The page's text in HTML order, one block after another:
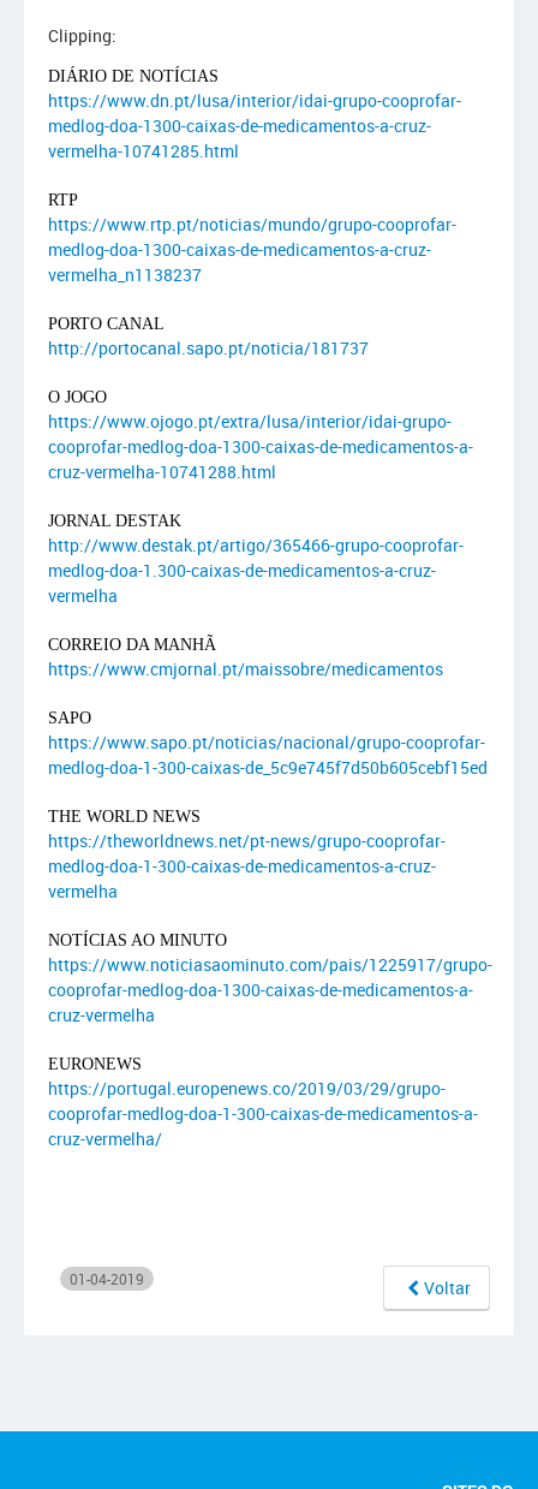
Clipping:
DIÁRIO DE NOTÍCIAS
https://www.dn.pt/lusa/interior/idai-grupo-cooprofar-
medlog-doa-1300-caixas-de-medicamentos-a-cruz-
vermelha-10741285.html
RTP
https://www.rtp.pt/noticias/mundo/grupo-cooprofar-
medlog-doa-1300-caixas-de-medicamentos-a-cruz-
vermelha_n1138237
PORTO CANAL
http://portocanal.sapo.pt/noticia/181737
O JOGO
https://www.ojogo.pt/extra/lusa/interior/idai-grupo-
cooprofar-medlog-doa-1300-caixas-de-medicamentos-a-
cruz-vermelha-10741288.html
JORNAL DESTAK
http://www.destak.pt/artigo/365466-grupo-cooprofar-
medlog-doa-1.300-caixas-de-medicamentos-a-cruz-
vermelha
CORREIO DA MANHÃ
https://www.cmjornal.pt/maissobre/medicamentos
SAPO
https://www.sapo.pt/noticias/nacional/grupo-cooprofar-
medlog-doa-1-300-caixas-de_5c9e745f7d50b605cebf15ed
THE WORLD NEWS
https://theworldnews.net/pt-news/grupo-cooprofar-
medlog-doa-1-300-caixas-de-medicamentos-a-cruz-
vermelha
NOTÍCIAS AO MINUTO
https://www.noticiasaominuto.com/pais/1225917/grupo-
cooprofar-medlog-doa-1300-caixas-de-medicamentos-a-
cruz-vermelha
EURONEWS
https://portugal.europenews.co/2019/03/29/grupo-
cooprofar-medlog-doa-1-300-caixas-de-medicamentos-a-
cruz-vermelha/
01-04-2019 Voltar